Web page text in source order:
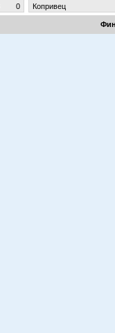
0
Копривец